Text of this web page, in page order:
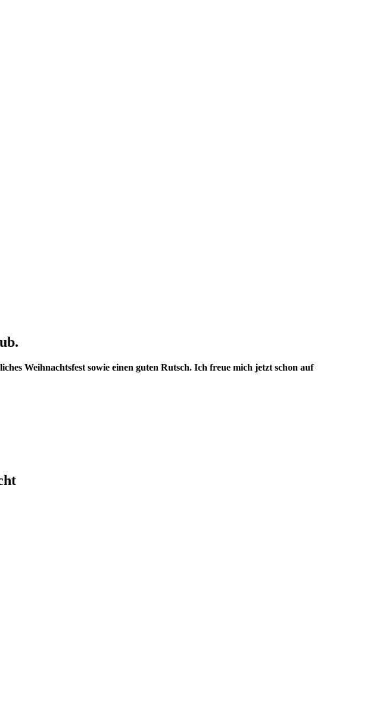
Weihnachtsfest sowie einen guten Rutsch. Ich freue mich jetzt schon auf